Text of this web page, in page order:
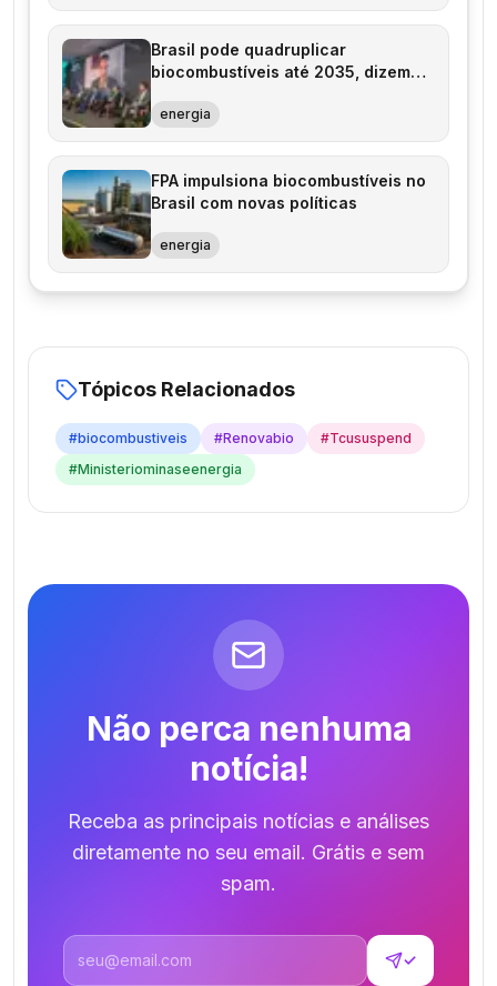
Brasil pode quadruplicar
biocombustíveis até 2035, dizem
energia
FPA impulsiona biocombustíveis no
Brasil com novas políticas
energia
Tópicos Relacionados
#biocombustiveis #Renovabio #Tcususpend
#Ministeriominaseenergia
Não perca nenhuma
notícia!
Receba as principais notícias e análises
diretamente no seu email. Grátis e sem
spam.
Endereço de email
✓